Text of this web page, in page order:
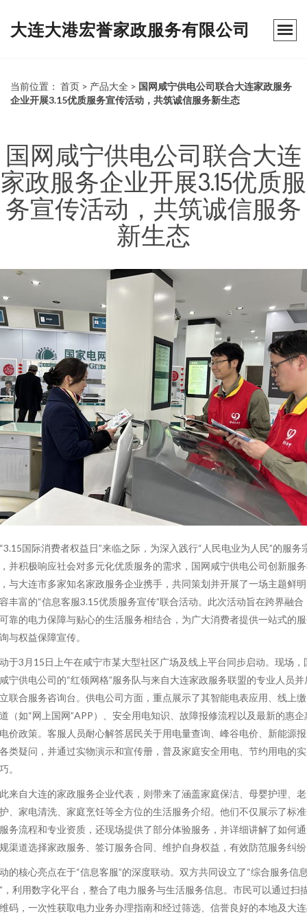
大连大港宏誉家政服务有限公司
当前位置： 首页 > 产品大全 > 国网咸宁供电公司联合大连家政服务
企业开展3.15优质服务宣传活动，共筑诚信服务新生态
国网咸宁供电公司联合大连
家政服务企业开展3.15优质服
务宣传活动，共筑诚信服务
新生态
国际消费者权益日”来临之际，为深入践行“人民电业为人民”的服务
并积极响应社会对多元化优质服务的需求，国网咸宁供电公司创新服
与大连市多家知名家政服务企业携手，共同策划并开展了一场主题鲜
丰富的“信息客服3.15优质服务宣传”联合活动。此次活动旨在跨界融合
靠的电力保障与贴心的生活服务相结合，为广大消费者提供一站式的
与权益保障宣传。
于3月15日上午在咸宁市某大型社区广场及线上平台同步启动。现场，
宁供电公司的“红领网格”服务队与来自大连家政服务联盟的专业人员并
联合服务咨询台。供电公司方面，重点展示了其智能电表应用、线上
（如“网上国网”APP）、安全用电知识、故障报修流程以及最新的惠企
价政策。客服人员耐心解答居民关于用电量查询、峰谷电价、新能源
类疑问，并通过实物演示和宣传册，普及家庭安全用电、节约用电的
。
来自大连的家政服务企业代表，则带来了涵盖家庭保洁、母婴护理、
、家电清洗、家庭烹饪等全方位的生活服务介绍。他们不仅展示了标
务流程和专业资质，还现场提供了部分体验服务，并详细讲解了如何
渠道选择家政服务、签订服务合同、维护自身权益，有效防范服务纠
的核心亮点在于“信息客服”的深度联动。双方共同设立了“综合服务信
，利用数字化平台，整合了电力服务与生活服务信息。市民可以通过扫
码，一次性获取电力业务办理指南和经过筛选、信誉良好的本地及大